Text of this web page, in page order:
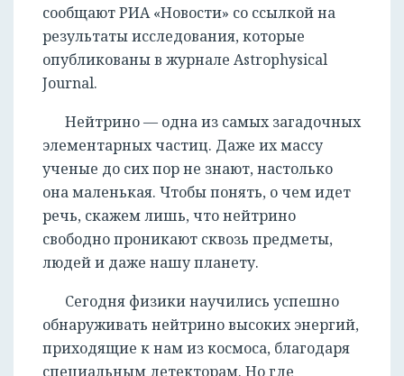
сообщают РИА «Новости» со ссылкой на
результаты исследования, которые
опубликованы в журнале Astrophysical
Journal.
Нейтрино — одна из самых загадочных
элементарных частиц. Даже их массу
ученые до сих пор не знают, настолько
она маленькая. Чтобы понять, о чем идет
речь, скажем лишь, что нейтрино
свободно проникают сквозь предметы,
людей и даже нашу планету.
Сегодня физики научились успешно
обнаруживать нейтрино высоких энергий,
приходящие к нам из космоса, благодаря
специальным детекторам. Но где